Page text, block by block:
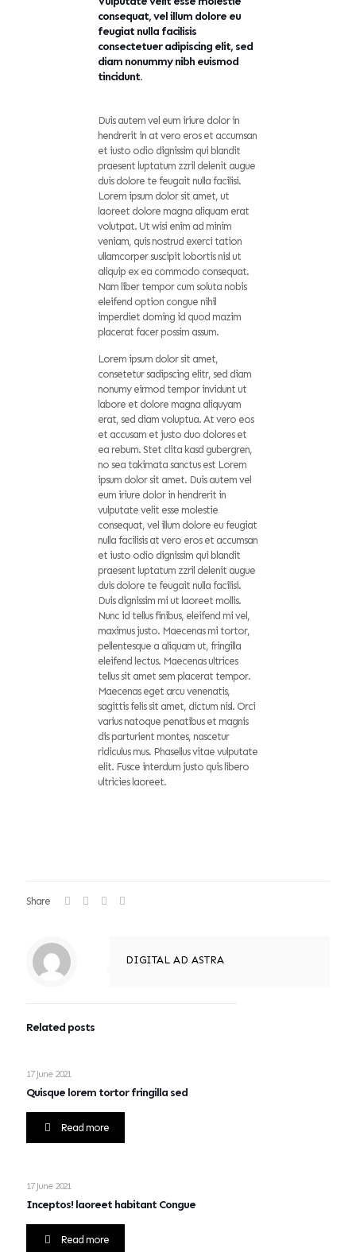
consequat, vel illum dolore eu
feugiat nulla facilisis
consectetuer adipiscing elit, sed
diam nonummy nibh euismod
tincidunt.
Duis autem vel eum iriure dolor in
hendrerit in at vero eros et accumsan
et iusto odio dignissim qui blandit
praesent luptatum zzril delenit augue
duis dolore te feugait nulla facilisi.
Lorem ipsum dolor sit amet, ut
laoreet dolore magna aliquam erat
volutpat. Ut wisi enim ad minim
veniam, quis nostrud exerci tation
ullamcorper suscipit lobortis nisl ut
aliquip ex ea commodo consequat.
Nam liber tempor cum soluta nobis
eleifend option congue nihil
imperdiet doming id quod mazim
placerat facer possim assum.
Lorem ipsum dolor sit amet,
consetetur sadipscing elitr, sed diam
nonumy eirmod tempor invidunt ut
labore et dolore magna aliquyam
erat, sed diam voluptua. At vero eos
et accusam et justo duo dolores et
ea rebum. Stet clita kasd gubergren,
no sea takimata sanctus est Lorem
ipsum dolor sit amet. Duis autem vel
eum iriure dolor in hendrerit in
vulputate velit esse molestie
consequat, vel illum dolore eu feugiat
nulla facilisis at vero eros et accumsan
et iusto odio dignissim qui blandit
praesent luptatum zzril delenit augue
duis dolore te feugait nulla facilisi.
Duis dignissim mi ut laoreet mollis.
Nunc id tellus finibus, eleifend mi vel,
maximus justo. Maecenas mi tortor,
pellentesque a aliquam ut, fringilla
eleifend lectus. Maecenas ultrices
tellus sit amet sem placerat tempor.
Maecenas eget arcu venenatis,
sagittis felis sit amet, dictum nisl. Orci
varius natoque penatibus et magnis
dis parturient montes, nascetur
ridiculus mus. Phasellus vitae vulputate
elit. Fusce interdum justo quis libero
ultricies laoreet.
Share
DIGITAL AD ASTRA
Related posts
17 June 2021
Quisque lorem tortor fringilla sed
Read more
17 June 2021
Inceptos! laoreet habitant Congue
Read more